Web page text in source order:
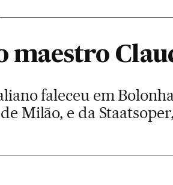
maestro
faleceu em
Milão, e da